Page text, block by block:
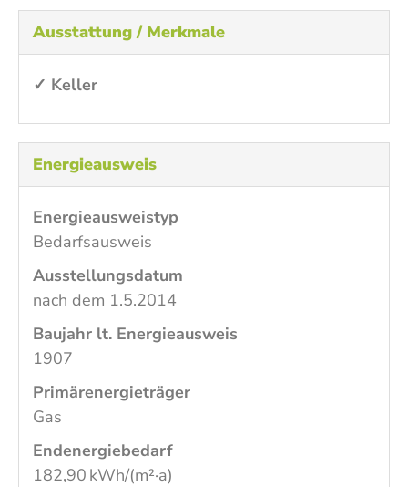
Ausstattung / Merkmale
✓ Keller
Energieausweis
Energieausweistyp
Bedarfs­ausweis
Ausstellungsdatum
nach dem 1.5.2014
Baujahr lt. Energieausweis
1907
Primärenergieträger
Gas
Endenergie­bedarf
182,90 kWh/(m²·a)